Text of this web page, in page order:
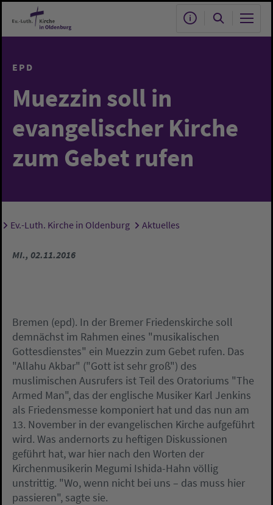
Zum Hauptinhalt springen
EPD
Muezzin soll in
evangelischer Kirche
zum Gebet rufen
Sie sind hier:
Ev.-Luth. Kirche in Oldenburg Aktuelles
MI., 02.11.2016
Bremen (epd). In der Bremer Friedenskirche soll
demnächst im Rahmen eines "musikalischen
Gottesdienstes" ein Muezzin zum Gebet rufen. Das
"Allahu Akbar" ("Gott ist sehr groß") des
muslimischen Ausrufers ist Teil des Oratoriums "The
Armed Man", das der englische Musiker Karl Jenkins
als Friedensmesse komponiert hat und das nun am
13. November in der evangelischen Kirche aufgeführt
wird. Was andernorts zu heftigen Diskussionen
geführt hat, war hier nach den Worten der
Kirchenmusikerin Megumi Ishida-Hahn völlig
unstrittig. "Wo, wenn nicht bei uns – das muss hier
passieren", sagte sie.